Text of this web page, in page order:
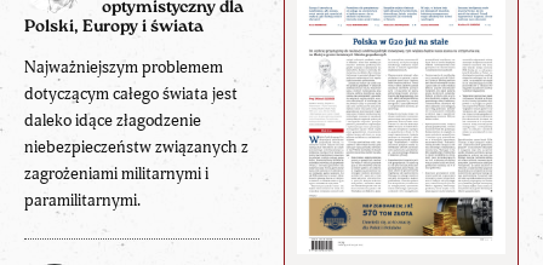
optymistyczny dla
Polski, Europy i świata
Najważniejszym problemem
dotyczącym całego świata jest
daleko idące złagodzenie
niebezpieczeństw związanych z
zagrożeniami militarnymi i
paramilitarnymi.